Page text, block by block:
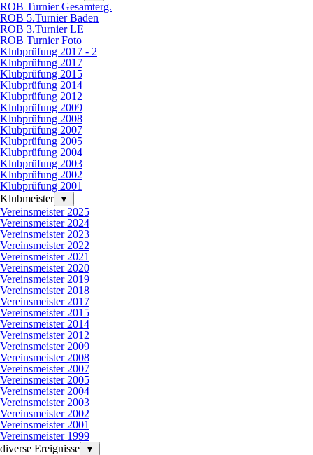
ROB Turnier Gesamterg.
ROB 5.Turnier Baden
ROB 3.Turnier LE
ROB Turnier Foto
Klubprüfung 2017 - 2
Klubprüfung 2017
Klubprüfung 2015
Klubprüfung 2014
Klubprüfung 2012
Klubprüfung 2009
Klubprüfung 2008
Klubprüfung 2007
Klubprüfung 2005
Klubprüfung 2004
Klubprüfung 2003
Klubprüfung 2002
Klubprüfung 2001
Klubmeister
▼
Vereinsmeister 2025
Vereinsmeister 2024
Vereinsmeister 2023
Vereinsmeister 2022
Vereinsmeister 2021
Vereinsmeister 2020
Vereinsmeister 2019
Vereinsmeister 2018
Vereinsmeister 2017
Vereinsmeister 2015
Vereinsmeister 2014
Vereinsmeister 2012
Vereinsmeister 2009
Vereinsmeister 2008
Vereinsmeister 2007
Vereinsmeister 2005
Vereinsmeister 2004
Vereinsmeister 2003
Vereinsmeister 2002
Vereinsmeister 2001
Vereinsmeister 1999
diverse Ereignisse
▼